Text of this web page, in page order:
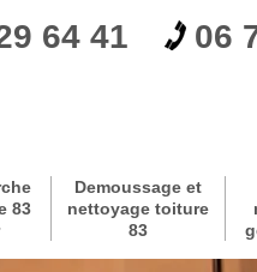
64 41 06
83
Demoussage et
nettoyage toiture
83